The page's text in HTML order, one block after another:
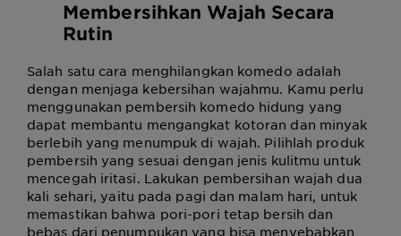
Membersihkan Wajah Secara
Rutin
Salah satu cara menghilangkan komedo adalah
dengan menjaga kebersihan wajahmu. Kamu perlu
menggunakan pembersih komedo hidung yang
dapat membantu mengangkat kotoran dan minyak
berlebih yang menumpuk di wajah. Pilihlah produk
pembersih yang sesuai dengan jenis kulitmu untuk
mencegah iritasi. Lakukan pembersihan wajah dua
kali sehari, yaitu pada pagi dan malam hari, untuk
memastikan bahwa pori-pori tetap bersih dan
bebas dari penumpukan yang bisa menyebabkan